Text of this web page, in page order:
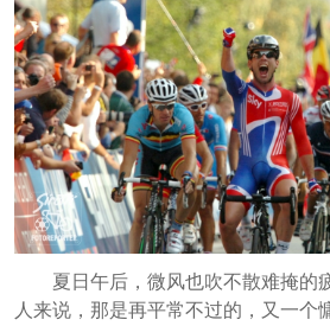
夏日午后，微风也吹不散难掩的
人来说，那是再平常不过的，又一个